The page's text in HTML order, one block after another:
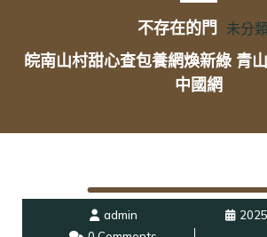
不存在的門 未分
皖南山村甜心查包養網煥新綠 青
中國網
admin